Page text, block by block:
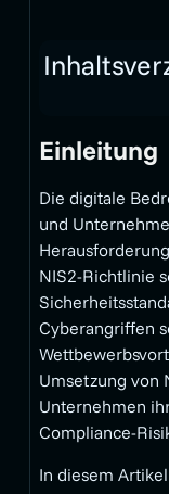
Einleitung
Die digitale
und
NIS2-Richtlinie
Cyberangriffen
Umsetzung von
Unternehmen
Compliance-
In diesem